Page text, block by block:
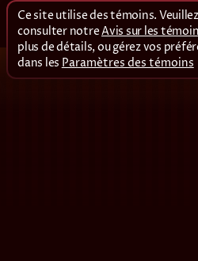
Ce site utilise des témoins. Veuillez
consulter notreAvis sur les
plus de détails, ou gérez vos
dans les Paramètres des témoins